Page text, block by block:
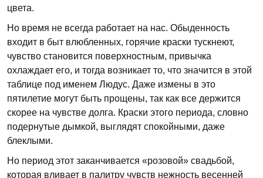
цвета.
Но время не всегда работает на нас. Обыденность
входит в быт влюбленных, горячие краски тускнеют,
чувство становится поверхностным, привычка
охлаждает его, и тогда возникает то, что значится в этой
таблице под именем Людус. Даже измены в это
пятилетие могут быть прощены, так как все держится
скорее на чувстве долга. Краски этого периода, словно
подернутые дымкой, выглядят спокойными, даже
блеклыми.
Но период этот заканчивается «розовой» свадьбой,
которая вливает в палитру чувств нежность весенней